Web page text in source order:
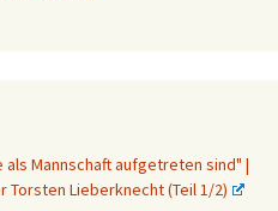
Mannschaft aufgetreten sind" |
Torsten Lieberknecht (Teil 1/2)